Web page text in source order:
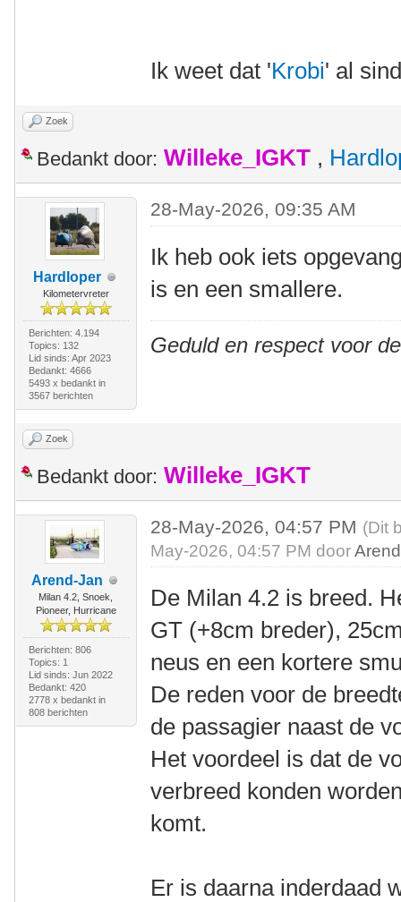
Ik weet dat 'Krobi' al
Zoek
Bedankt door: Willeke_IGKT ,
Hardloper
Kilometervreter
Berichten: 4.194
Topics: 132
Lid sinds: Apr 2023
Bedankt: 4666
5493 x bedankt in
3567 berichten
28-May-2026, 09:35 AM
Ik heb ook iets
is en een smallere.
Geduld en respect voor
Zoek
Bedankt door: Willeke_IGKT
Arend-Jan
Milan 4.2, Snoek,
Pioneer, Hurricane
Berichten: 806
Topics: 1
Lid sinds: Jun 2022
Bedankt: 420
2778 x bedankt in
808 berichten
28-May-2026, 04:57 PM (Dit
May-2026, 04:57 PM door
De Milan 4.2 is breed.
GT (+8cm breder),
neus en een kortere
De reden voor de
de passagier naast de
Het voordeel is dat de
verbreed konden
komt.
Er is daarna inderdaad